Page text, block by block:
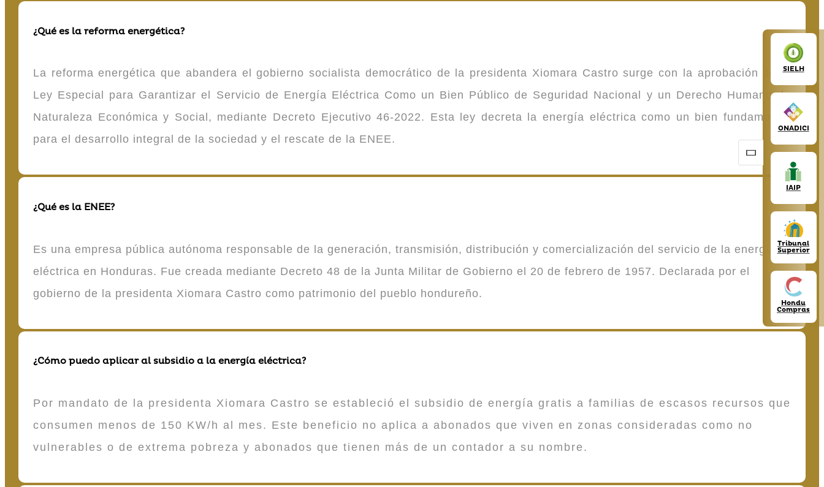
SIELH
ONADICI
IAIP
Tribunal
Superior
Hondu
Compras
¿Qué es la reforma energética?
La reforma energética que abandera el gobierno socialista democrático de la presidenta Xiomara Castro surge con la aprobación de la
Ley Especial para Garantizar el Servicio de Energía Eléctrica Como un Bien Público de Seguridad Nacional y un Derecho Humano de
Naturaleza Económica y Social, mediante Decreto Ejecutivo 46-2022. Esta ley decreta la energía eléctrica como un bien fundamental
para el desarrollo integral de la sociedad y el rescate de la ENEE.
¿Qué es la ENEE?
Es una empresa pública autónoma responsable de la generación, transmisión, distribución y comercialización del servicio de la energía
eléctrica en Honduras. Fue creada mediante Decreto 48 de la Junta Militar de Gobierno el 20 de febrero de 1957. Declarada por el
gobierno de la presidenta Xiomara Castro como patrimonio del pueblo hondureño.
¿Cómo puedo aplicar al subsidio a la energía eléctrica?
Por mandato de la presidenta Xiomara Castro se estableció el subsidio de energía gratis a familias de escasos recursos que
consumen menos de 150 KW/h al mes. Este beneficio no aplica a abonados que viven en zonas consideradas como no
vulnerables o de extrema pobreza y abonados que tienen más de un contador a su nombre.